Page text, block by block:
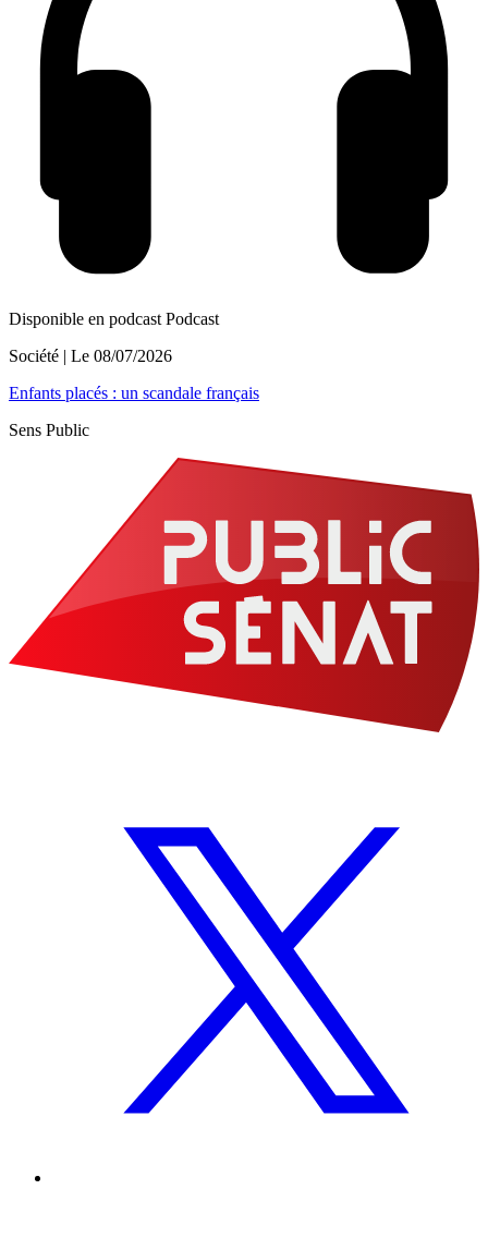
Disponible en podcast Podcast
Société | Le 08/07/2026
Enfants placés : un scandale français
Sens Public